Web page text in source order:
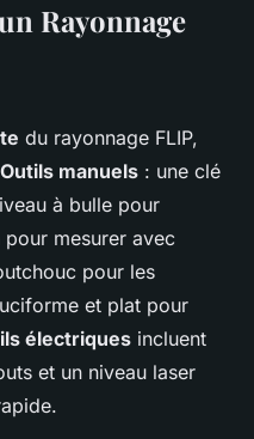
Rayonnage
du rayonnage FLIP,
Outils manuels : une clé
à bulle pour
mesurer avec
pour les
et plat pour
électriques incluent
et un niveau laser